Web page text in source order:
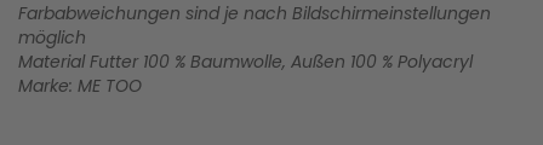
Farbabweichungen sind je nach Bildschirmeinstellungen
möglich
Material Futter 100 % Baumwolle, Außen 100 % Polyacryl
Marke: ME TOO